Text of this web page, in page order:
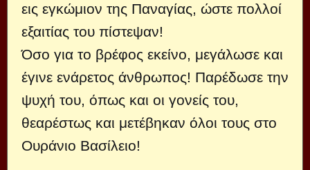
εις εγκώμιον της Παναγίας, ώστε πολλοί
εξαιτίας του πίστεψαν!
Όσο για το βρέφος εκείνο, μεγάλωσε και
έγινε ενάρετος άνθρωπος! Παρέδωσε την
ψυχή του, όπως και οι γονείς του,
θεαρέστως και μετέβηκαν όλοι τους στο
Ουράνιο Βασίλειο!